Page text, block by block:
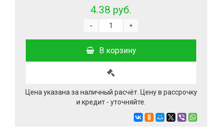
4.38 руб.
+
-
В корзину
Цена указана за наличный расчёт. Цену в рассрочку
и кредит - уточняйте.